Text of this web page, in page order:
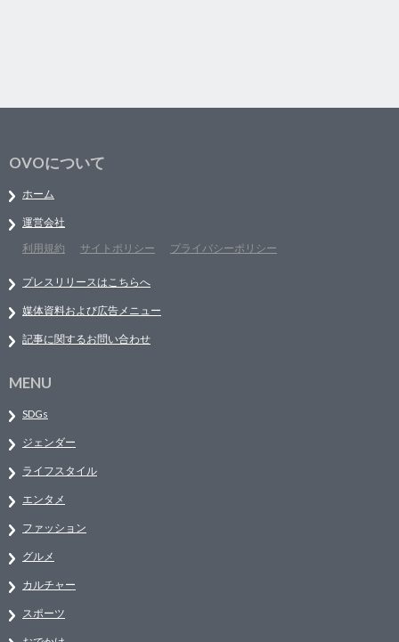
OVOについて
ホーム
運営会社
利用規約
サイトポリシー プライバシーポリシー
プレスリリースはこちらへ
媒体資料および広告メニュー
記事に関するお問い合わせ
MENU
SDGs
ジェンダー
ライフスタイル
エンタメ
ファッション
グルメ
カルチャー
スポーツ